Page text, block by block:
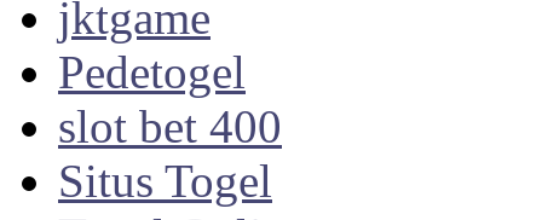
jktgame
Pedetogel
slot bet 400
Situs Togel